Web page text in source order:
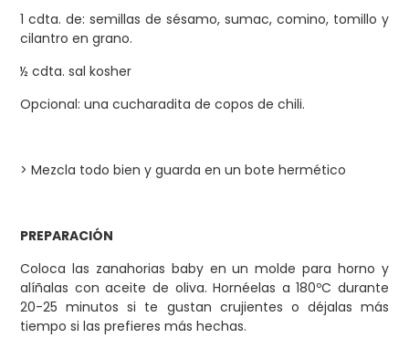
1 cdta. de: semillas de sésamo, sumac, comino, tomillo y
cilantro en grano.
½cdta. sal kosher
Opcional: una cucharadita de copos de chili.
> Mezcla todo bien y guarda en un bote hermético
PREPARACIÓN
Coloca las zanahorias baby en un molde para horno y
alíñalas con aceite de oliva. Hornéelas a 180ºC durante
20-25 minutos si te gustan crujientes o déjalas más
tiempo si las prefieres más hechas.